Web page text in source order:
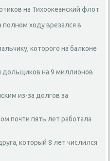
на Тихоокеанский флот
ходу врезался в
которого на балконе
дольщиков на 9 миллионов
из-за долгов за
почти пять лет работала
который 8 лет числился